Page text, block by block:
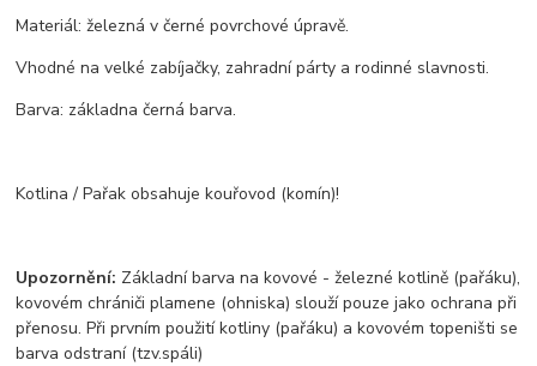
Materiál: železná v černé povrchové úpravě.
Vhodné na velké zabíjačky, zahradní párty a rodinné slavnosti.
Barva: základna černá barva.
Kotlina / Pařak obsahuje kouřovod (komín)!
Upozornění: Základní barva na kovové - železné kotlině (pařáku),
kovovém chrániči plamene (ohniska) slouží pouze jako ochrana při
přenosu. Při prvním použití kotliny (pařáku) a kovovém topeništi se
barva odstraní (tzv.spáli)